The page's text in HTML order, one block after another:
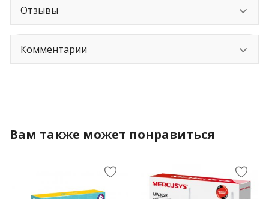
Отзывы
Комментарии
Вам также может понравиться